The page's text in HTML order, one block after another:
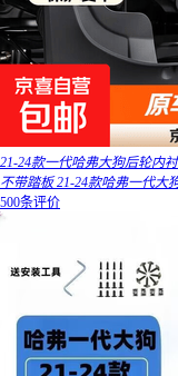
21-24款一代哈弗大狗后轮内
不带踏板 21-24款哈弗一代大
500条评价